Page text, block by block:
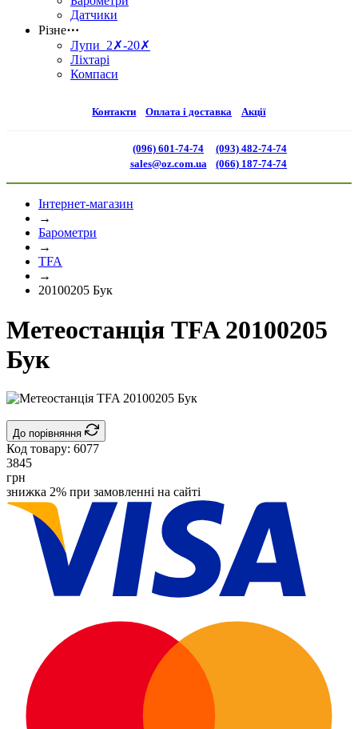
Датчики
Різне⋯
Лупи 2✗-20✗
Ліхтарі
Компаси
Контакти Оплата і доставка Акції
(096) 601-74-74
sales@oz.com.ua
(093) 482-74-74
(066) 187-74-74
Інтернет-магазин
→
Барометри
→
TFA
→
20100205 Бук
Метеостанція TFA 20100205
Бук
До порівняння
Код товару: 6077
3845
грн
знижка 2% при замовленні на сайті